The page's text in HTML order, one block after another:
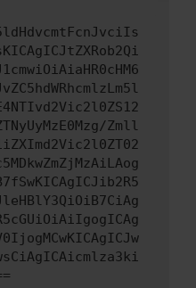
Zmll